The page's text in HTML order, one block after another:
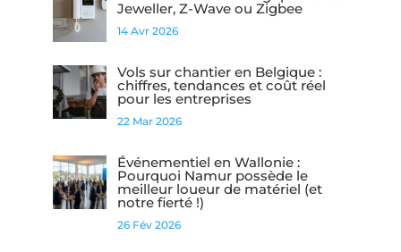
Jeweller, Z-Wave ou Zigbee
14 Avr 2026
Vols sur chantier en Belgique :
chiffres, tendances et coût réel
pour les entreprises
22 Mar 2026
Événementiel en Wallonie :
Pourquoi Namur possède le
meilleur loueur de matériel (et
notre fierté !)
26 Fév 2026